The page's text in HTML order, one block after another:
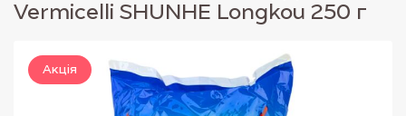
Vermicelli SHUNHE Longkou 250 г
Акцiя